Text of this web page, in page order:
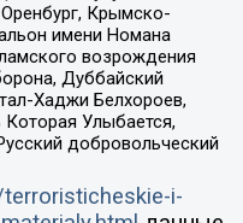
Оренбург, Крымско-
имени Номана
возрождения
Дуббайский
Хаджи Белхороев,
Улыбается,
добровольческий
i-